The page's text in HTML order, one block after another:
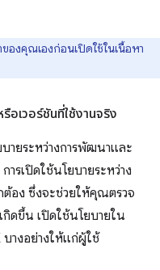
องคุณเองก่อนเปิดใช้ในเนื้อหา
อเวอร์ชันที่ใช้งานจริง
ายระหว่างการพัฒนาและ
รเปิดใช้นโยบายระหว่าง
อง ซึ่งจะช่วยให้คุณตรวจ
ดขึ้น เปิดใช้นโยบายใน
างอย่างให้แก่ผู้ใช้